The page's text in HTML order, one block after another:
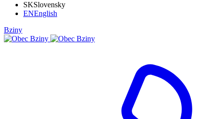
SKSlovensky
ENEnglish
Bziny